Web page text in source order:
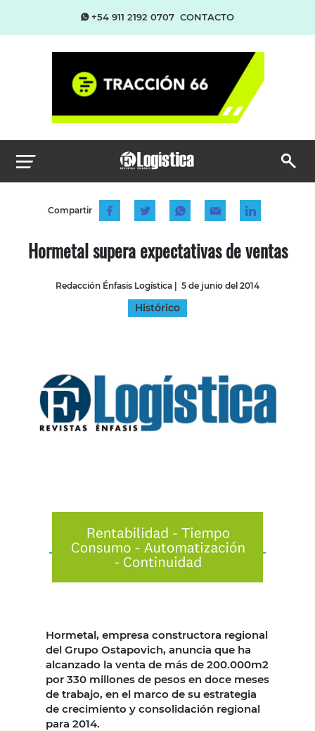
+54 911 2192 0707 CONTACTO
Compartir
Hormetal supera expectativas de ventas
Redacción Énfasis Logística | 5 de junio del 2014
Histórico
Hormetal, empresa constructora regional
del Grupo Ostapovich, anuncia que ha
alcanzado la venta de más de 200.000m2
por 330 millones de pesos en doce meses
de trabajo, en el marco de su estrategia
de crecimiento y consolidación regional
para 2014.